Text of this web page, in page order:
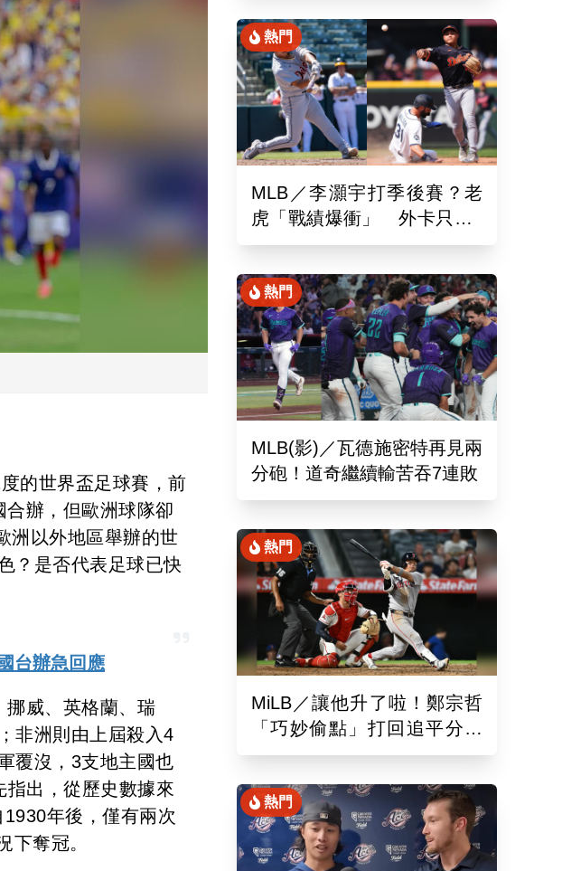
的世界盃足球賽，前
辦，但歐洲球隊卻
洲以外地區舉辦的世
？是否代表足球已快
台辦急回應
挪威、英格蘭、瑞
非洲則由上屆殺入4
覆沒，3支地主國也
出，從歷史數據來
年後，僅有兩次
下奪冠。
熱門
MLB／李灝宇打季後賽？老
虎「戰績爆衝」 外卡只差1
場、客場6系列賽連勝
熱門
MLB(影)／瓦德施密特再見兩
分砲！道奇繼續輸苦吞7連敗
熱門
MiLB／讓他升了啦！鄭宗哲
「巧妙偷點」打回追平分助
隊以10比4大勝
熱門